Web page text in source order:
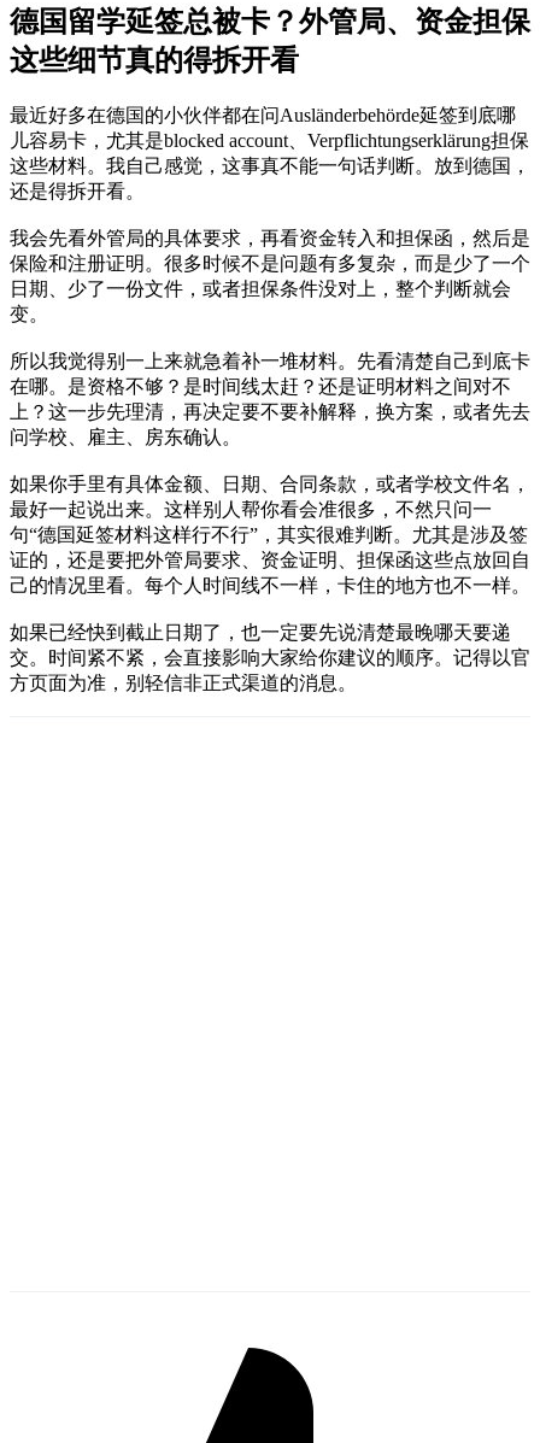
德国留学延签总被卡？外管局、资金担保
这些细节真的得拆开看
最近好多在德国的小伙伴都在问Ausländerbehörde延签到底哪
儿容易卡，尤其是blocked account、Verpflichtungserklärung担保
这些材料。我自己感觉，这事真不能一句话判断。放到德国，
还是得拆开看。
我会先看外管局的具体要求，再看资金转入和担保函，然后是
保险和注册证明。很多时候不是问题有多复杂，而是少了一个
日期、少了一份文件，或者担保条件没对上，整个判断就会
变。
所以我觉得别一上来就急着补一堆材料。先看清楚自己到底卡
在哪。是资格不够？是时间线太赶？还是证明材料之间对不
上？这一步先理清，再决定要不要补解释，换方案，或者先去
问学校、雇主、房东确认。
如果你手里有具体金额、日期、合同条款，或者学校文件名，
最好一起说出来。这样别人帮你看会准很多，不然只问一
句“德国延签材料这样行不行”，其实很难判断。尤其是涉及签
证的，还是要把外管局要求、资金证明、担保函这些点放回自
己的情况里看。每个人时间线不一样，卡住的地方也不一样。
如果已经快到截止日期了，也一定要先说清楚最晚哪天要递
交。时间紧不紧，会直接影响大家给你建议的顺序。记得以官
方页面为准，别轻信非正式渠道的消息。